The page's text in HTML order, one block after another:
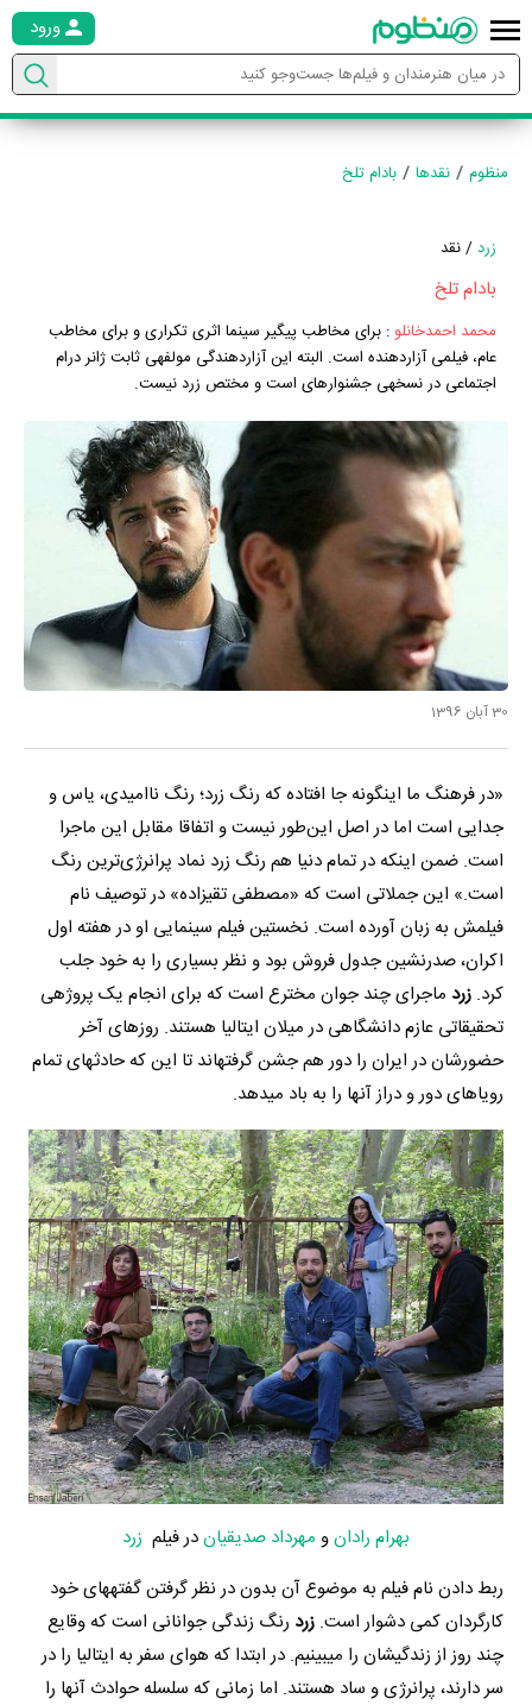
ورود
منظوم نقدها بادام تلخ
زرد/ نقد
بادام تلخ
محمد احمدخانلو : برای مخاطب پیگیر سینما اثری تکراری و برای مخاطب
عام، فیلمی آزاردهنده است. البته این آزاردهندگی مولفه‎ی ثابت ژانر درام
اجتماعی در نسخه‎ی جشنواره‎ای است و مختص زرد ‎نیست.
30 آبان 1396
«در فرهنگ ما اینگونه جا افتاده که رنگ زرد؛ رنگ ناامیدی، یاس و
جدایی است اما در اصل این‌طور نیست و اتفاقا مقابل این ماجرا
است. ضمن اینکه در تمام دنیا هم رنگ زرد نماد پرانرژی‌ترین رنگ
است.» این جملاتی است که «مصطفی تقی‎زاده» در توصیف نام
فیلمش به زبان آورده است. نخستین فیلم سینمایی او در هفته اول
اکران، صدرنشین جدول فروش بود و نظر بسیاری را به خود جلب
کرد.زرد
ماجرای چند جوان مخترع است که برای انجام یک پروژه‎ی
تحقیقاتی عازم دانشگاهی در میلان ایتالیا هستند. روزهای آخر
حضورشان در ایران را دور هم جشن گرفته‎اند تا این که حادثه‎ای تمام
رویاهای دور و دراز آن‎ها را به باد می‎دهد.
بهرام رادانو مهرداد صدیقیاندر فیلم زرد
ربط دادن نام فیلم به موضوع آن بدون در نظر گرفتن گفته‎های خود
کارگردان کمی دشوار است.زرد رنگ زندگی جوانانی است که وقایع
چند روز از زندگی‎شان را می‎بینیم. در ابتدا که هوای سفر به ایتالیا را در
سر دارند، پرانرژی و ساد هستند. اما زمانی که سلسله حوادث آن‏ها را